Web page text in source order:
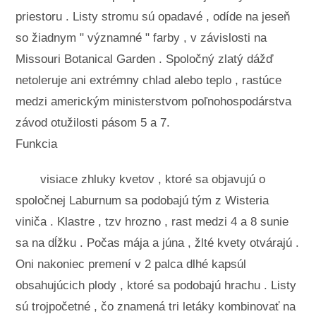
priestoru . Listy stromu sú opadavé , odíde na jeseň
so žiadnym " významné " farby , v závislosti na
Missouri Botanical Garden . Spoločný zlatý dážď
netoleruje ani extrémny chlad alebo teplo , rastúce
medzi americkým ministerstvom poľnohospodárstva
závod otužilosti pásom 5 a 7.
Funkcia
visiace zhluky kvetov , ktoré sa objavujú o
spoločnej Laburnum sa podobajú tým z Wisteria
viniča . Klastre , tzv hrozno , rast medzi 4 a 8 sunie
sa na dĺžku . Počas mája a júna , žlté kvety otvárajú .
Oni nakoniec premení v 2 palca dlhé kapsúl
obsahujúcich plody , ktoré sa podobajú hrachu . Listy
sú trojpočetné , čo znamená tri letáky kombinovať na